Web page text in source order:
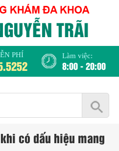
PHÍ Làm việc:
8:00 - 20:00
có dấu hiệu mang